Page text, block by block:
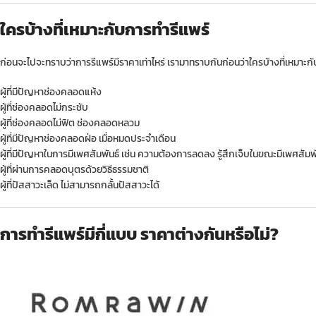
ใครบ้างที่เหมาะกับการทำรีแพร์
ก่อนจะไปจะทราบว่าการรีแพร์มีราคาเท่าไหร่ เรามาทราบกันก่อนว่าใครบ้างที่เหมาะ
ผู้ที่มีปัญหาช่องคลอดแห้ง
ผู้ที่ช่องคลอดไม่กระชับ
ผู้ที่ช่องคลอดไม่ฟิต ช่องคลอดหลวม
ผู้ที่มีปัญหาช่องคลอดฝ่อ เมื่อหมดประจำเดือน
ผู้ที่มีปัญหาในการมีเพศสัมพันธ์ เช่น ความต้องการลดลง รู้สึกเจ็บในขณะมีเพศสัม
ผู้ที่ผ่านการคลอดบุตรด้วยวิธีธรรมชาติ
ผู้ที่ปัสสาวะเล็ด ไม่สามารถกลั้นปัสสาวะได้
การทำรีแพร์มีกี่แบบ ราคาต่างกันหรือไม่?